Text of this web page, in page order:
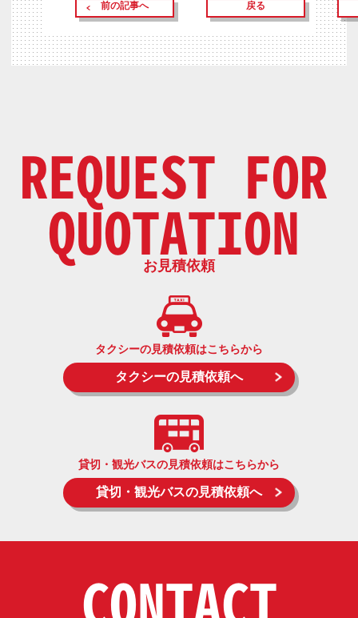
前の記事へ 戻る
REQUEST FOR
QUOTATION
お見積依頼
タクシーの見積依頼はこちらから
タクシーの見積依頼へ
貸切・観光バスの見積依頼はこちらから
貸切・観光バスの見積依頼へ